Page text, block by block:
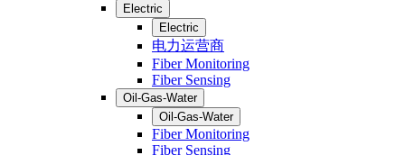
Electric
Electric
电力运营商
Fiber Monitoring
Fiber Sensing
Oil-Gas-Water
Oil-Gas-Water
Fiber Monitoring
Fiber Sensing